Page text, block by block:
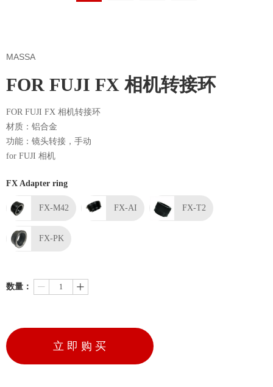
MASSA
FOR FUJI FX 相机转接环
FOR FUJI FX 相机转接环
材质：铝合金
功能：镜头转接，手动
for FUJI 相机
FX Adapter ring
FX-M42 FX-AI FX-T2
FX-PK
数量： ꄷ ꄸ
立 即 购 买